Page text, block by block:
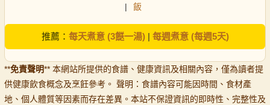
|
飯
推薦： 每天煮意 (3餸一湯)| 每週煮意 (每週5天)
**免責聲明** 本網站所提供的食譜、健康資訊及相關內容，僅為讀者提
供健康飲食概念及烹飪參考。 聲明：食譜內容可能因時間、食材產
地、個人體質等因素而存在差異。本站不保證資訊的即時性、完整性及